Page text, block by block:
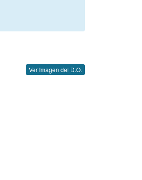
Ver Imagen del D.O.